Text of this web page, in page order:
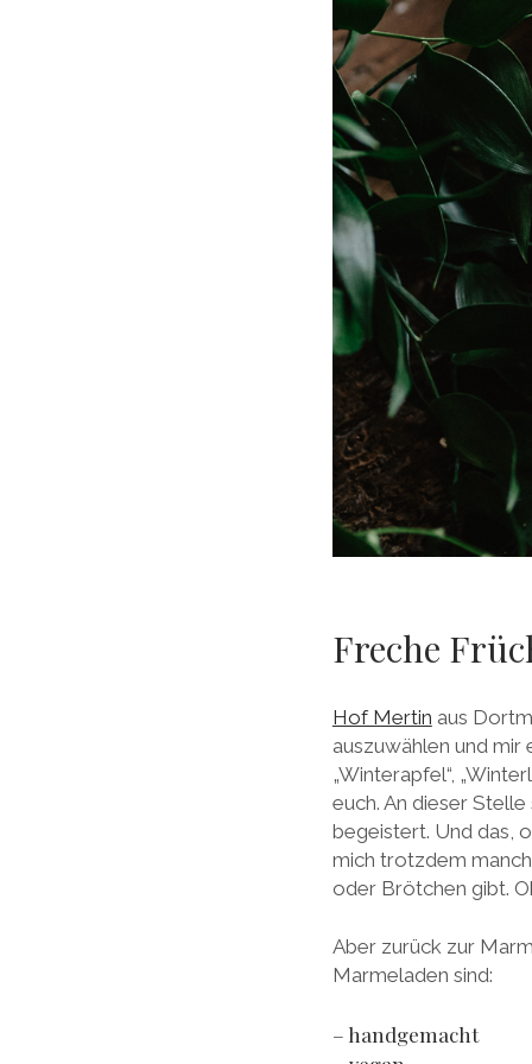
Freche
Hof Mertin aus
auszuwählen und mir
„Winterapfel“,
euch. An dieser
begeistert. Und das,
mich trotzdem
oder Brötchen gibt.
Aber zurück zur
Marmeladen sind:
– handgemacht